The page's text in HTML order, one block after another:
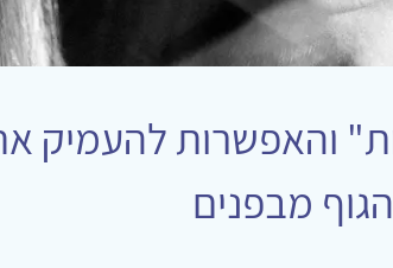
והאפשרות להעמיק
מבפנים